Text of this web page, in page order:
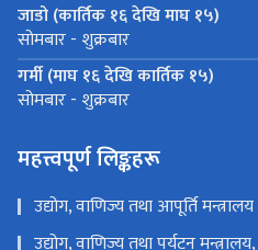
जाडो (कार्तिक १६ देखि माघ १५)
सोमबार - शुक्रबार
गर्मी (माघ १६ देखि कार्तिक १५)
सोमबार - शुक्रबार
महत्त्वपूर्ण लिङ्कहरू
उद्योग, वाणिज्य तथा आपूर्ति मन्त्रालय